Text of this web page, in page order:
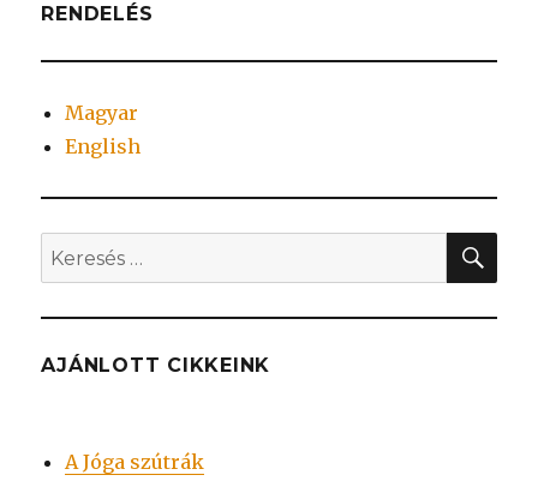
RENDELÉS
Magyar
English
Keresés
a
következő
kifejezésre:
AJÁNLOTT CIKKEINK
A Jóga szútrák